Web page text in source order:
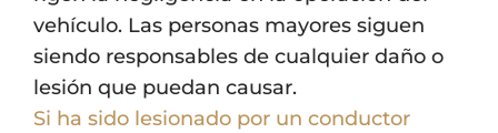
vehículo. Las personas mayores siguen
siendo responsables de cualquier daño o
lesión que puedan causar.
Si ha sido lesionado por un conductor